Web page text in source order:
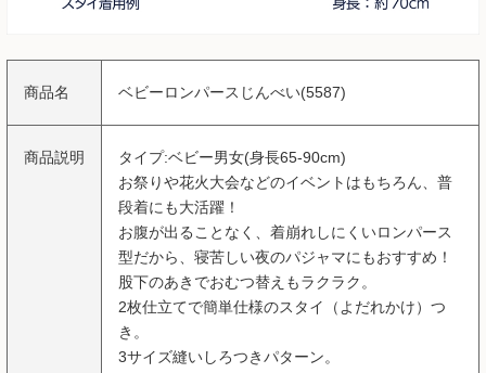
商品名 ベビーロンパースじんべい(5587)
商品説明
タイプ:ベビー男女(身長65-90cm)
お祭りや花火大会などのイベントはもちろん、普
段着にも大活躍！
お腹が出ることなく、着崩れしにくいロンパース
型だから、寝苦しい夜のパジャマにもおすすめ！
股下のあきでおむつ替えもラクラク。
2枚仕立てで簡単仕様のスタイ（よだれかけ）つ
き。
3サイズ縫いしろつきパターン。